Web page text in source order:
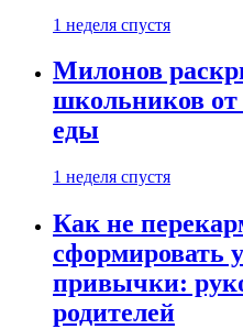
1 неделя спустя
Милонов
школьников от
еды
1 неделя спустя
Как не
сформировать
привычки:
родителей